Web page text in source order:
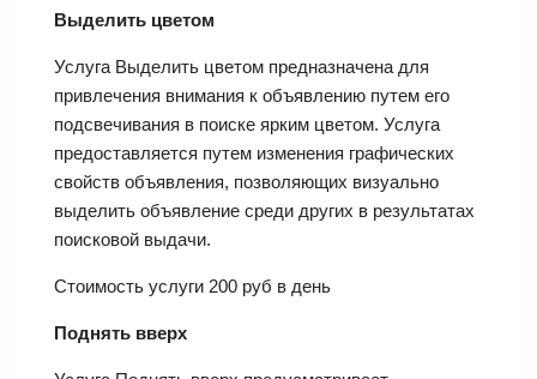
Выделить цветом
Услуга Выделить цветом предназначена для
привлечения внимания к объявлению путем его
подсвечивания в поиске ярким цветом. Услуга
предоставляется путем изменения графических
свойств объявления, позволяющих визуально
выделить объявление среди других в результатах
поисковой выдачи.
Стоимость услуги 200 руб в день
Поднять вверх